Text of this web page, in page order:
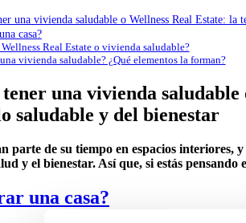
una vivienda saludable o Wellness Real Estate: la
casa?
Wellness Real Estate o vivienda saludable?
vivienda saludable? ¿Qué elementos la forman?
una vivienda saludable
saludable y del bienestar
parte de su tiempo en espacios interiores,
y el bienestar. Así que, si estás pensando
una casa?